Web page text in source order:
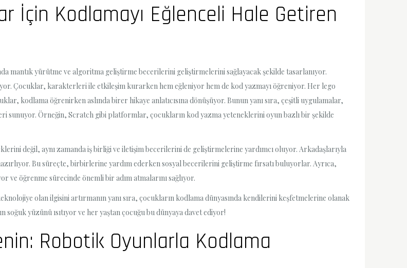
İçin Kodlamayı Eğlenceli Hale Getiren
mantık yürütme ve algoritma geliştirme becerilerini geliştirmelerini sağlayacak şekilde tasarlanıyor.
Çocuklar, karakterleri ile etkileşim kurarken hem eğleniyor hem de kod yazmayı öğreniyor. Her lego
kodlama öğrenirken aslında birer hikaye anlatıcısına dönüşüyor. Bunun yanı sıra, çeşitli uygulamalar,
sunuyor. Örneğin, Scratch gibi platformlar, çocukların kod yazma yeteneklerini oyun bazlı bir şekilde
değil, aynı zamanda iş birliği ve iletişim becerilerini de geliştirmelerine yardımcı oluyor. Arkadaşlarıyla
Bu süreçte, birbirlerine yardım ederken sosyal becerilerini geliştirme fırsatı buluyorlar. Ayrıca,
ve öğrenme sürecinde önemli bir adım atmalarını sağlıyor.
olan ilgisini artırmanın yanı sıra, çocukların kodlama dünyasında kendilerini keşfetmelerine olanak
yüzünü ısıtıyor ve her yaştan çocuğu bu dünyaya davet ediyor!
Robotik Oyunlarla Kodlama